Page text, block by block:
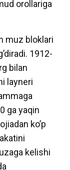
orollariga
muz bloklari
1912-
bilan
layneri
ga yaqin
ko’p
kelishi